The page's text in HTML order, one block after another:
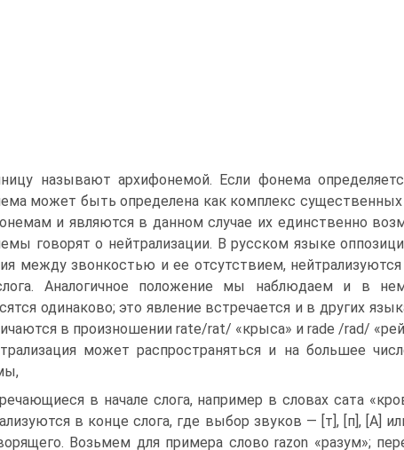
называют архифо­немой. Если фонема
может быть определена как комплекс
и являются в данном случае их единственно
говорят о нейтрализации. В русском языке
между звонкостью и ее отсутствием,
Аналогичное положение мы наблюдаем и в
одинаково; это явление встречается и в других
в произношении rate/rat/ «крыса» и rade /rad/
может распространяться и на большее
в начале слога, например в словах сата
в конце слога, где выбор звуков — [т], [п], [А]
Возьмем для примера слово razon «разум»;